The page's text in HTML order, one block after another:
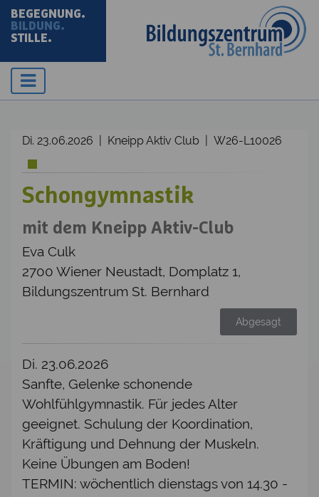
BEGEGNUNG.
BILDUNG.
STILLE.
Di. 23.06.2026 | Kneipp Aktiv Club | W26-L10026
Schongymnastik
mit dem Kneipp Aktiv-Club
Eva Culk
2700 Wiener Neustadt, Domplatz 1,
Bildungszentrum St. Bernhard
Abgesagt
Di. 23.06.2026
Sanfte, Gelenke schonende
Wohlfühlgymnastik. Für jedes Alter
geeignet. Schulung der Koordination,
Kräftigung und Dehnung der Muskeln.
Keine Übungen am Boden!
TERMIN: wöchentlich dienstags von 14.30 -